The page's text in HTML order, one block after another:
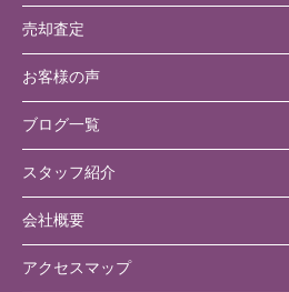
売却査定
お客様の声
ブログ一覧
スタッフ紹介
会社概要
アクセスマップ